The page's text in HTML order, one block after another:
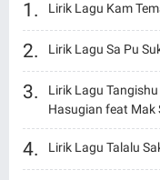
Lirik Lagu Kam
Lirik Lagu Sa Pu
Lirik Lagu
Hasugian feat Mak
Lirik Lagu Talalu